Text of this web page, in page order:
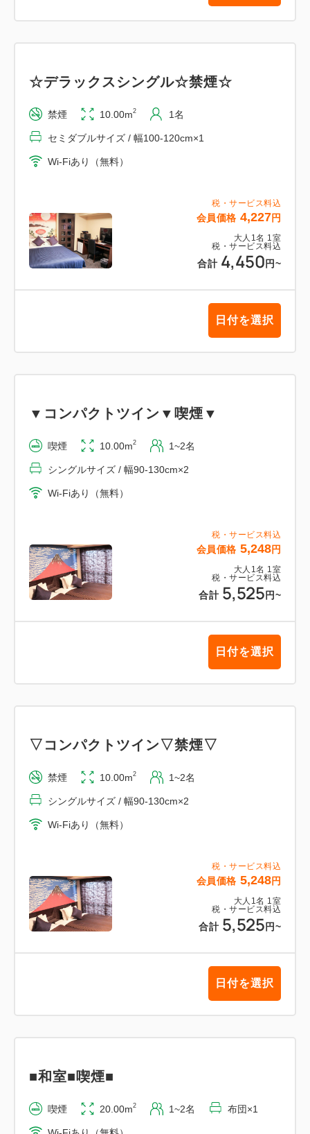
税・サービス料込
会員価格 4,227円
大人 1 名 1 室
税・サービス料込
合計 4,450 円~
☆デラックスシングル☆禁煙☆
禁煙 10.00m2 1名
セミダブルサイズ / 幅100-120cm×1
Wi-Fiあり（無料）
日付を選択
税・サービス料込
会員価格 5,248円
大人 1 名 1 室
税・サービス料込
合計 5,525 円~
▼コンパクトツイン▼喫煙▼
喫煙 10.00m2 1~2名
シングルサイズ / 幅90-130cm×2
Wi-Fiあり（無料）
日付を選択
税・サービス料込
会員価格 5,248円
大人 1 名 1 室
税・サービス料込
合計 5,525 円~
▽コンパクトツイン▽禁煙▽
禁煙 10.00m2 1~2名
シングルサイズ / 幅90-130cm×2
Wi-Fiあり（無料）
日付を選択
■和室■喫煙■
喫煙 20.00m2 1~2名 布団×1